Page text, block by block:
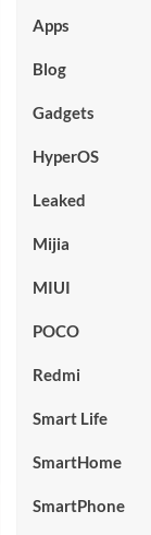
Apps
Blog
Gadgets
HyperOS
Leaked
Mijia
MIUI
POCO
Redmi
Smart Life
SmartHome
SmartPhone